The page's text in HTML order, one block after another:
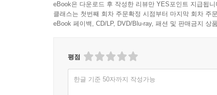
유독 21세기 들어 정부와 기업은 앞 다투어 정책
이루어지고 있는가의 문제이기도 하기 때문이다
바라볼 필요가 있다. 전 지구적인 에너지 생산과
떠오르고 있다.
eBook은 다운로드 후 작성한 리뷰만 YES포인트 지급됩니
클래스는 첫번째 회차 주문확정 시점부터 마지막 회차 주
eBook 페이백, CD/LP, DVD/Blu-ray, 패션 및 판매금지 상
평점
한글 기준 50자까지 작성가능